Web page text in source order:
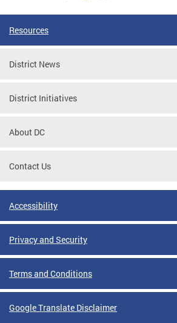
Resources
District News
District Initiatives
About DC
Contact Us
Accessibility
Privacy and Security
Terms and Conditions
Google Translate Disclaimer